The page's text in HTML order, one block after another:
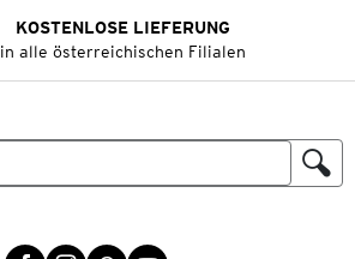
KOSTENLOSE LIEFERUNG
in alle österreichischen Filialen